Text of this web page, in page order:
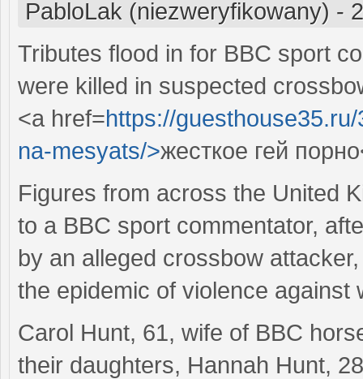
PabloLak (niezweryfikowany) -
Tributes flood in for BBC sport
were killed in suspected
<a href=https://
na-mesyats/>жесткое гей
Figures from across the United
to a BBC sport commentator,
by an alleged crossbow
the epidemic of violence against
Carol Hunt, 61, wife of BBC
their daughters, Hannah Hunt,